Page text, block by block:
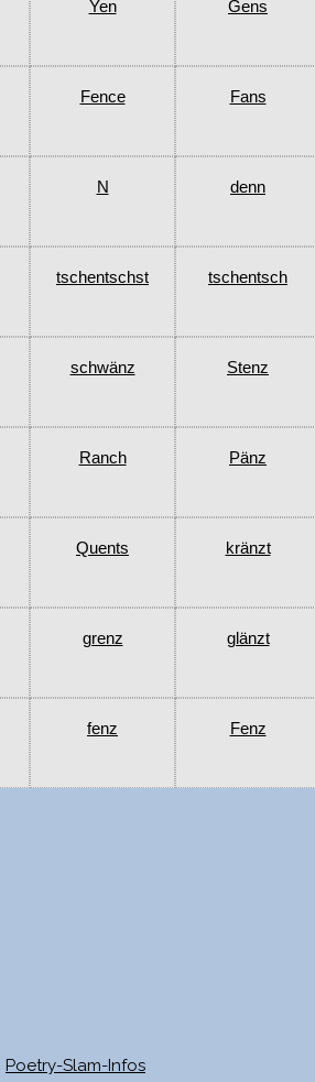
Yen Gens
Fence Fans
N denn
tschentschst tschentsch
schwänz Stenz
Ranch Pänz
Quents kränzt
grenz glänzt
fenz Fenz
Poetry-Slam-Infos